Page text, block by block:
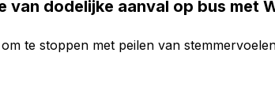
van dodelijke aanval op bus met